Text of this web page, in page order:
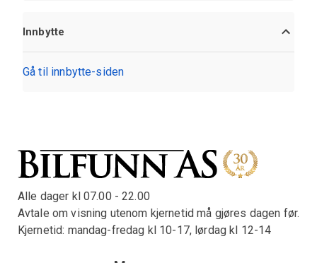
Innbytte
Gå til innbytte-siden
Alle dager kl 07.00 - 22.00
Avtale om visning utenom kjernetid må gjøres dagen før.
Kjernetid: mandag-fredag kl 10-17, lørdag kl 12-14